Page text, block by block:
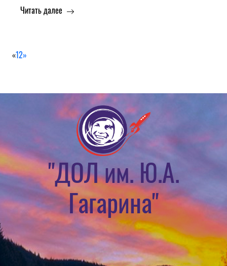
Читать далее
«12»
"ДОЛ им. Ю.А.
Гагарина"